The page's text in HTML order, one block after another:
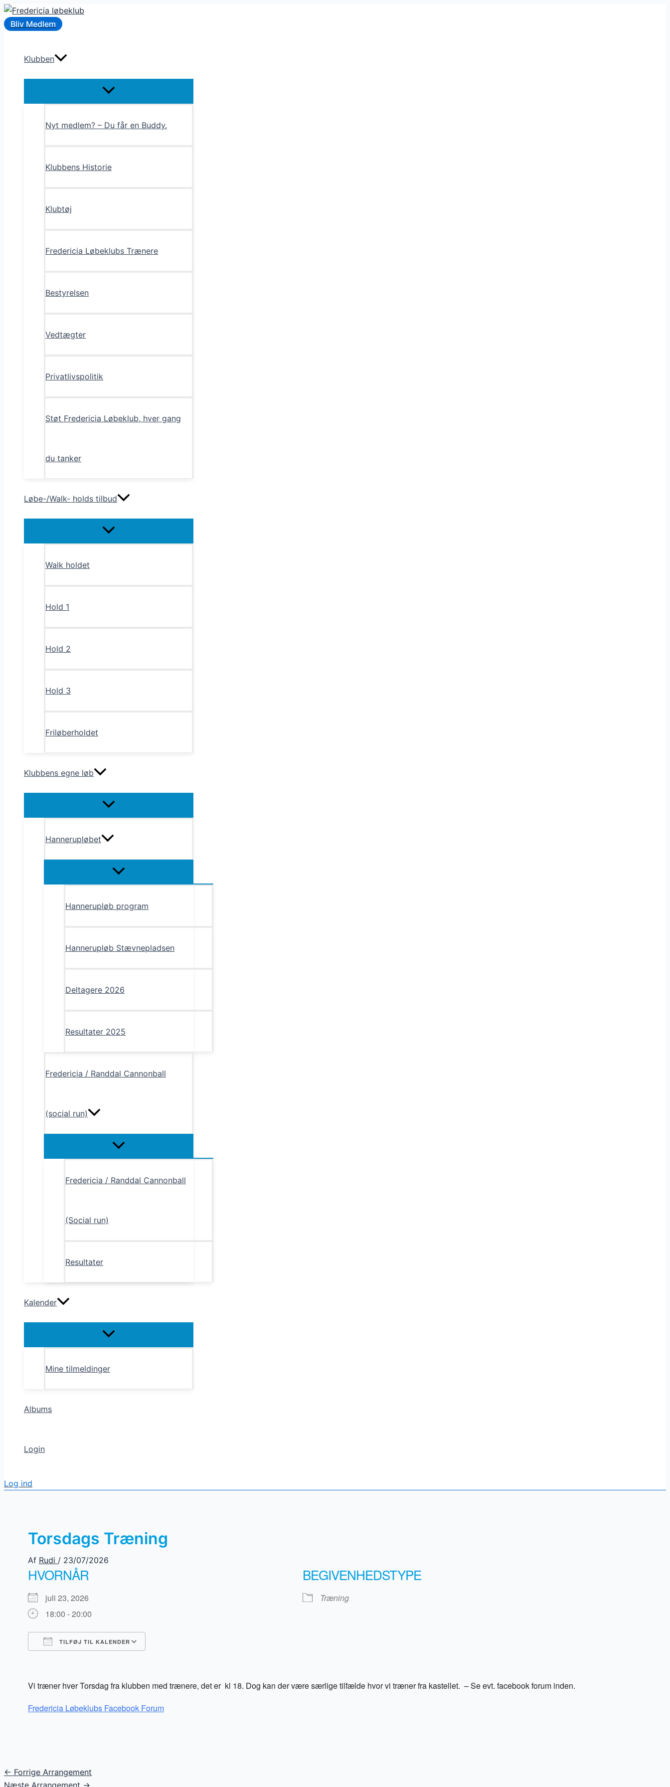
Gå
til Bliv Medlem
Klubben
Menu
Nyt medlem? – Du får en Buddy.
Klubbens Historie
Klubtøj
Fredericia Løbeklubs Trænere
Bestyrelsen
Vedtægter
Privatlivspolitik
Støt Fredericia Løbeklub, hver gang
du tanker
Løbe-/Walk- holds tilbud
Menu
Walk holdet
Hold 1
Hold 2
Hold 3
Friløberholdet
Klubbens egne løb
Menu
Hannerupløbet
Menu
Hannerupløb program
Hannerupløb Stævnepladsen
Deltagere 2026
Resultater 2025
Fredericia / Randdal Cannonball
(social run)
Menu
Fredericia / Randdal Cannonball
(Social run)
Resultater
Kalender
Menu
Mine tilmeldinger
Albums
Login
Log ind
Torsdags Træning
Af Rudi / 23/07/2026
HVORNÅR
juli 23, 2026
18:00 - 20:00
TILFØJ TIL KALENDER
BEGIVENHEDSTYPE
Træning
Vi træner hver Torsdag fra klubben med trænere, det er kl 18. Dog kan der være særlige tilfælde hvor vi træner fra kastellet. – Se evt. facebook forum inden.
Fredericia Løbeklubs Facebook Forum
Post
navigation
← Forrige Arrangement
Næste Arrangement →